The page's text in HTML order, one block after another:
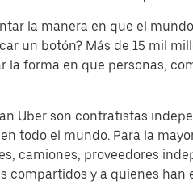
la manera en que el
un botón? Más de 15 mil
la forma en que personas,
Uber son contratistas
todo el mundo. Para la
camiones, proveedores
compartidos y a quienes